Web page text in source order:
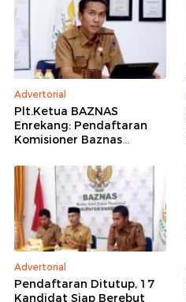
Advertorial
Plt.Ketua BAZNAS
Enrekang: Pendaftaran
Komisioner Baznas
2031 Ditutup
Advertorial
Pendaftaran Ditutup, 17
Kandidat Siap Berebut